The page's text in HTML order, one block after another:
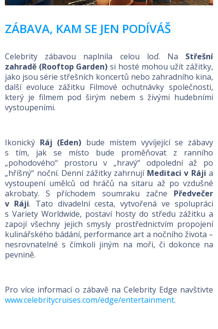
ZÁBAVA, KAM SE JEN PODÍVÁŠ
Celebrity zábavou naplnila celou loď. Na Střešní
zahradě (Rooftop Garden) si hosté mohou užít zážitky,
jako jsou série střešních koncertů nebo zahradního kina,
další evoluce zážitku Filmové ochutnávky společnosti,
který je filmem pod širým nebem s živými hudebními
vystoupeními.
Ikonický Ráj (Eden) bude místem vyvíjející se zábavy
s tím, jak se místo bude proměňovat z ranního
„pohodového“ prostoru v „hravý“ odpolední až po
„hříšný“ noční. Denní zážitky zahrnují Meditaci v Ráji a
vystoupení umělců od hráčů na sitaru až po vzdušné
akrobaty. S příchodem soumraku začne Předvečer
v Ráji. Tato divadelní cesta, vytvořená ve spolupráci
s Variety Worldwide, postaví hosty do středu zážitku a
zapojí všechny jejich smysly prostřednictvím propojení
kulinářského bádání, performance art a nočního života –
nesrovnatelné s čímkoli jiným na moři, či dokonce na
pevnině.
Pro více informací o zábavě na Celebrity Edge navštivte
www.celebritycruises.com/edge/entertainment.